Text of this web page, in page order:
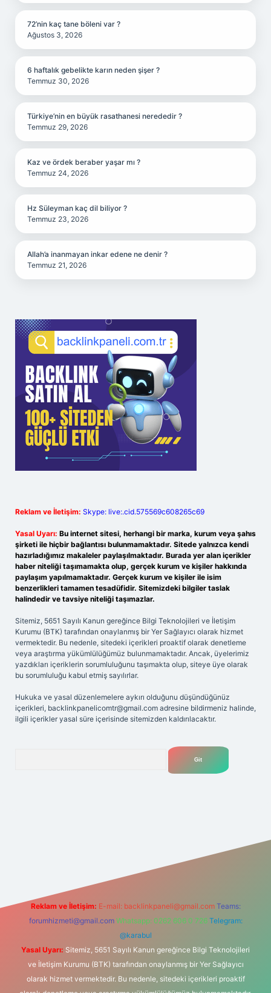
72’nin kaç tane böleni var ?
Ağustos 3, 2026
6 haftalık gebelikte karın neden şişer ?
Temmuz 30, 2026
Türkiye’nin en büyük rasathanesi nerededir ?
Temmuz 29, 2026
Kaz ve ördek beraber yaşar mı ?
Temmuz 24, 2026
Hz Süleyman kaç dil biliyor ?
Temmuz 23, 2026
Allah’a inanmayan inkar edene ne denir ?
Temmuz 21, 2026
Reklam ve İletişim: Skype: live:.cid.575569c608265c69
Yasal Uyarı: Bu internet sitesi, herhangi bir marka, kurum veya şahıs
şirketi ile hiçbir bağlantısı bulunmamaktadır. Sitede yalnızca kendi
hazırladığımız makaleler paylaşılmaktadır. Burada yer alan içerikler
haber niteliği taşımamakta olup, gerçek kurum ve kişiler hakkında
paylaşım yapılmamaktadır. Gerçek kurum ve kişiler ile isim
benzerlikleri tamamen tesadüfidir. Sitemizdeki bilgiler taslak
halindedir ve tavsiye niteliği taşımazlar.
Sitemiz, 5651 Sayılı Kanun gereğince Bilgi Teknolojileri ve İletişim
Kurumu (BTK) tarafından onaylanmış bir Yer Sağlayıcı olarak hizmet
vermektedir. Bu nedenle, sitedeki içerikleri proaktif olarak denetleme
veya araştırma yükümlülüğümüz bulunmamaktadır. Ancak, üyelerimiz
yazdıkları içeriklerin sorumluluğunu taşımakta olup, siteye üye olarak
bu sorumluluğu kabul etmiş sayılırlar.
Hukuka ve yasal düzenlemelere aykırı olduğunu düşündüğünüz
içerikleri, backlinkpanelicomtr@gmail.com adresine bildirmeniz halinde,
ilgili içerikler yasal süre içerisinde sitemizden kaldırılacaktır.
Reklam ve İletişim: E-mail: backlinkpaneli@gmail.com Teams:
forumhizmeti@gmail.com Whatsapp: 0262 606 0 726 Telegram:
@karabul
Yasal Uyarı: Sitemiz, 5651 Sayılı Kanun gereğince Bilgi Teknolojileri
ve İletişim Kurumu (BTK) tarafından onaylanmış bir Yer Sağlayıcı
olarak hizmet vermektedir. Bu nedenle, sitedeki içerikleri proaktif